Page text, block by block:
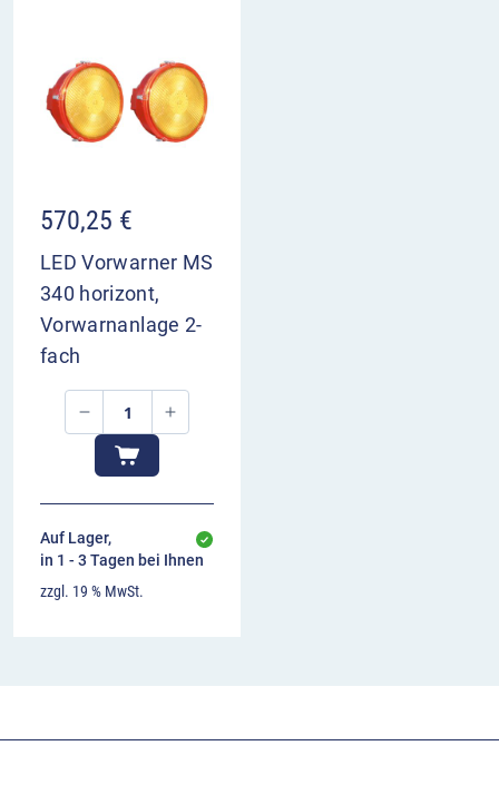
570,25 €
LED Vorwarner MS
340 horizont,
Vorwarnanlage 2-
fach
Auf Lager,
in 1 - 3 Tagen bei Ihnen
zzgl. 19 % MwSt.